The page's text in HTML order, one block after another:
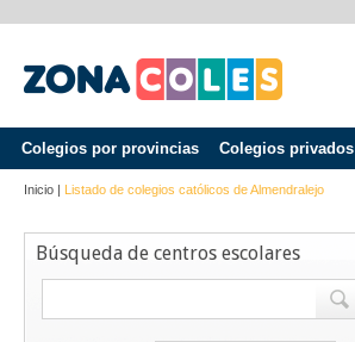
Colegios por provincias Colegios privados
Inicio | Listado de colegios católicos deAlmendralejo
Búsqueda de centros escolares